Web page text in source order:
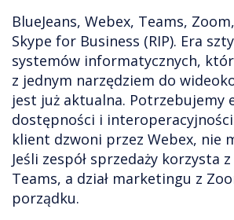
BlueJeans, Webex, Teams,
Skype for Business (RIP). Era
systemów informatycznych,
z jednym narzędziem do
jest już aktualna. Potrzebujemy
dostępności i
klient dzwoni przez Webex, nie
Jeśli zespół sprzedaży korzysta z
Teams, a dział marketingu z
porządku.